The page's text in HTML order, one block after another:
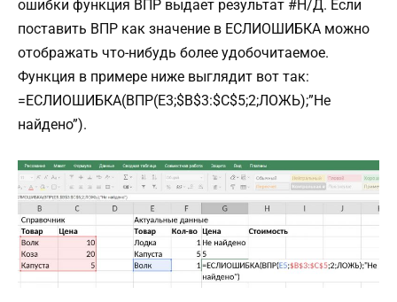
ошибки функция ВПР выдает результат #Н/Д. Если
поставить ВПР как значение в ЕСЛИОШИБКА можно
отображать что-нибудь более удобочитаемое.
Функция в примере ниже выглядит вот так:
=ЕСЛИОШИБКА(ВПР(E3;$B$3:$C$5;2;ЛОЖЬ);”Не
найдено”).